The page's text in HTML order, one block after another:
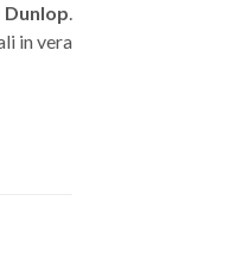
Dunlop.
in vera